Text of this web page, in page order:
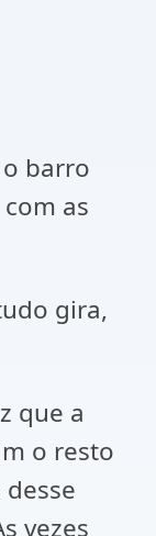
barro
as
gira,
que a
o resto
vezes